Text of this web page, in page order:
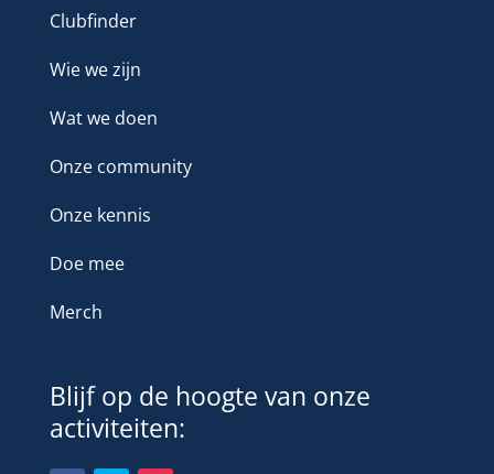
Clubfinder
Wie we zijn
Wat we doen
Onze community
Onze kennis
Doe mee
Merch
Blijf op de hoogte van onze
activiteiten: